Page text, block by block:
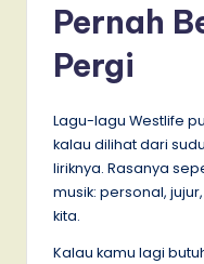
Pernah
Pergi
Lagu-lagu Westlife
kalau dilihat dari
liriknya. Rasanya
musik: personal,
kita.
Kalau kamu lagi